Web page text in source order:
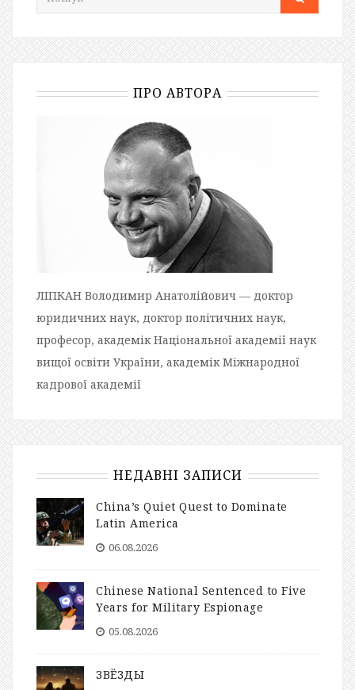
ПРО АВТОРА
ЛІПКАН Володимир Анатолійович — доктор
юридичних наук, доктор політичних наук,
професор, академік Національної академії наук
вищої освіти України, академік Міжнародної
кадрової академії
НЕДАВНІ ЗАПИСИ
China’s Quiet Quest to Dominate
Latin America
06.08.2026
Chinese National Sentenced to Five
Years for Military Espionage
05.08.2026
ЗВЁЗДЫ